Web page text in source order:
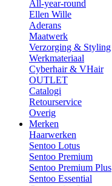
All-year-round
Ellen Wille
Aderans
Maatwerk
Verzorging & Styling
Werkmateriaal
Cyberhair & VHair
OUTLET
Catalogi
Retourservice
Overig
Merken
Haarwerken
Sentoo Lotus
Sentoo Premium
Sentoo Premium Plus
Sentoo Essential